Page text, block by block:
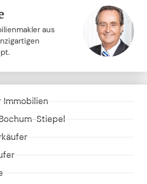
aus
Immobilien
Stiepel